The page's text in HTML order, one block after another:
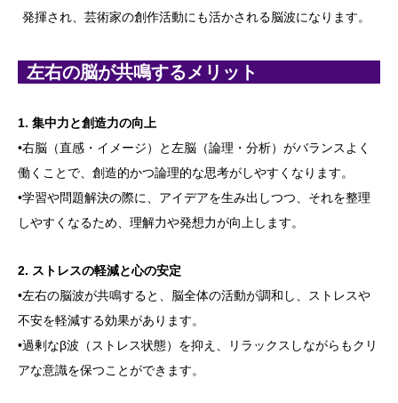
発揮され、芸術家の創作活動にも活かされる脳波になります。
左右の脳が共鳴するメリット
1. 集中力と創造力の向上
•右脳（直感・イメージ）と左脳（論理・分析）がバランスよく
働くことで、創造的かつ論理的な思考がしやすくなります。
•学習や問題解決の際に、アイデアを生み出しつつ、それを整理
しやすくなるため、理解力や発想力が向上します。
2. ストレスの軽減と心の安定
•左右の脳波が共鳴すると、脳全体の活動が調和し、ストレスや
不安を軽減する効果があります。
•過剰なβ波（ストレス状態）を抑え、リラックスしながらもクリ
アな意識を保つことができます。